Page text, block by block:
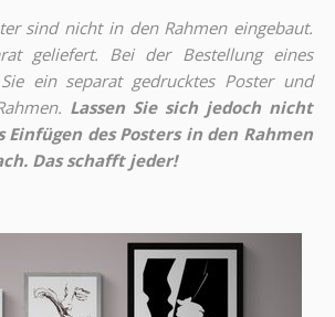
sind nicht in den Rahmen eingebaut.
geliefert. Bei der Bestellung eines
ein separat gedrucktes Poster und
Lassen Sie sich jedoch nicht
Einfügen des Posters in den Rahmen
Das schafft jeder!